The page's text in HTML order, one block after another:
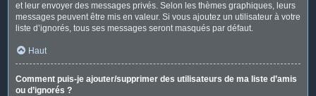
et leur envoyer des messages privés. Selon les thèmes graphiques, leurs
messages peuvent être mis en valeur. Si vous ajoutez un utilisateur à votre
liste d’ignorés, tous ses messages seront masqués par défaut.
Haut
Comment puis-je ajouter/supprimer des utilisateurs de ma liste d’amis
ou d’ignorés ?